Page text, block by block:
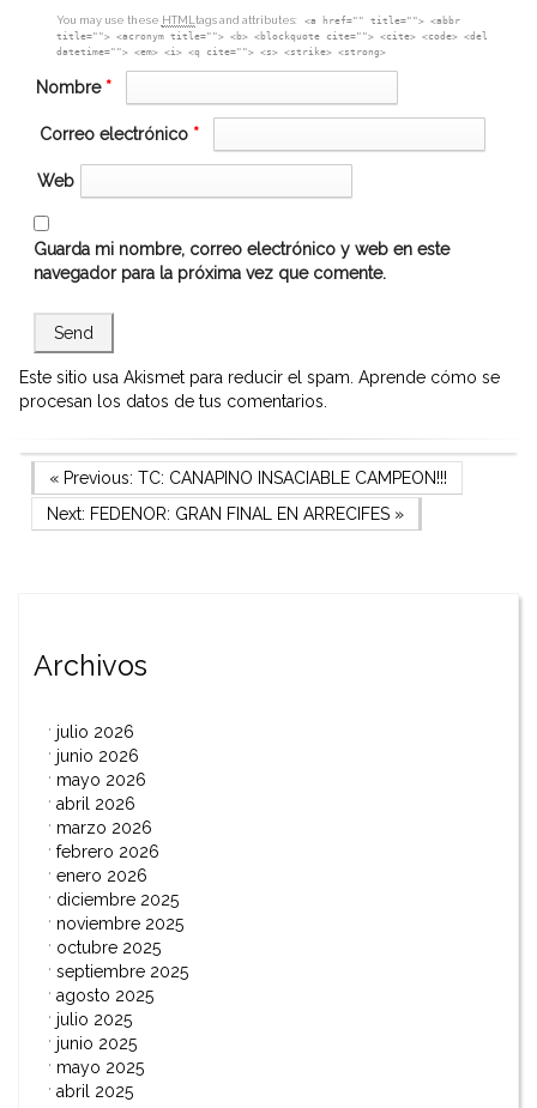
You may use these HTMLtags and attributes:
<a href="" title=""> <abbr
title=""> <acronym title=""> <b> <blockquote cite=""> <cite> <code> <del
datetime=""> <em> <i> <q cite=""> <s> <strike> <strong>
Nombre *
Correo electrónico *
Web
Guarda mi nombre, correo electrónico y web en este
navegador para la próxima vez que comente.
Este sitio usa Akismet para reducir el spam. Aprende cómo se
procesan los datos de tus comentarios.
Navegación
de
Previous Post
« Previous: TC: CANAPINO INSACIABLE CAMPEON!!!
Next Post
Next: FEDENOR: GRAN FINAL EN ARRECIFES»
Archivos
julio 2026
junio 2026
mayo 2026
abril 2026
marzo 2026
febrero 2026
enero 2026
diciembre 2025
noviembre 2025
octubre 2025
septiembre 2025
agosto 2025
julio 2025
junio 2025
mayo 2025
abril 2025